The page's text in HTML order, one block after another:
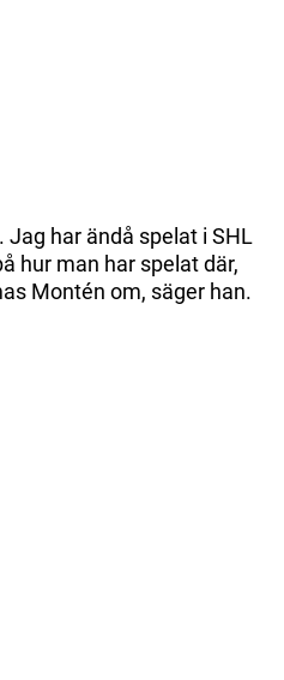
har ändå spelat i SHL
hur man har spelat där,
Montén om, säger han.